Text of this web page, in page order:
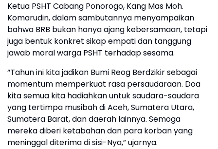
Ketua PSHT Cabang Ponorogo, Kang Mas Moh.
Komarudin, dalam sambutannya menyampaikan
bahwa BRB bukan hanya ajang kebersamaan, tetapi
juga bentuk konkret sikap empati dan tanggung
jawab moral warga PSHT terhadap sesama.
“Tahun ini kita jadikan Bumi Reog Berdzikir sebagai
momentum memperkuat rasa persaudaraan. Doa
kita semua kita hadiahkan untuk saudara-saudara
yang tertimpa musibah di Aceh, Sumatera Utara,
Sumatera Barat, dan daerah lainnya. Semoga
mereka diberi ketabahan dan para korban yang
meninggal diterima di sisi-Nya,” ujarnya.